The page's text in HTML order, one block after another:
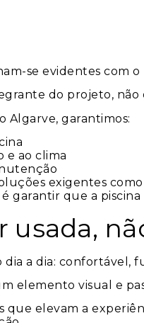
se evidentes com o
do projeto,
Algarve, garantimos:
e ao clima
exigentes
garantir que a
usada,
a dia: confortável,
elemento visual e
que elevam a